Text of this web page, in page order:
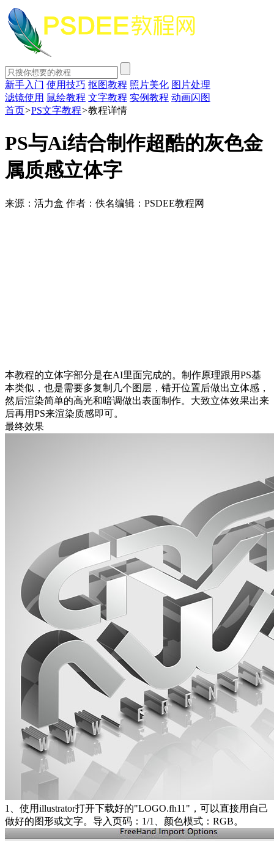
新手入门 使用技巧 抠图教程 照片美化 图片处理
滤镜使用 鼠绘教程 文字教程 实例教程 动画闪图
首页>PS文字教程>教程详情
PS与Ai结合制作超酷的灰色金
属质感立体字
来源：活力盒 作者：佚名编辑：PSDEE教程网
本教程的立体字部分是在AI里面完成的。制作原理跟用PS基
本类似，也是需要多复制几个图层，错开位置后做出立体感，
然后渲染简单的高光和暗调做出表面制作。大致立体效果出来
后再用PS来渲染质感即可。
最终效果
1、使用illustrator打开下载好的"LOGO.fh11"，可以直接用自己
做好的图形或文字。导入页码：1/1、颜色模式：RGB。